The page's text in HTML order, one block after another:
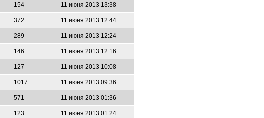
154 11 июня 2013 13:38
372 11 июня 2013 12:44
289 11 июня 2013 12:24
146 11 июня 2013 12:16
127 11 июня 2013 10:08
1017 11 июня 2013 09:36
571 11 июня 2013 01:36
123 11 июня 2013 01:24